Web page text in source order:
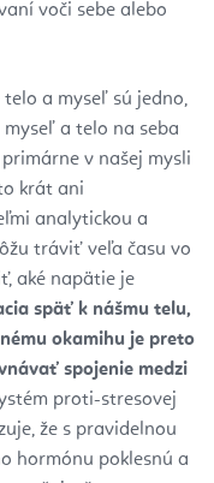
voči sebe alebo
a myseľ sú jedno,
a telo na seba
v našej mysli
krát ani
analytickou a
tráviť veľa času vo
aké napätie je
späť k nášmu telu,
okamihu je preto
spojenie medzi
proti-stresovej
že s pravidelnou
hormónu poklesnú a